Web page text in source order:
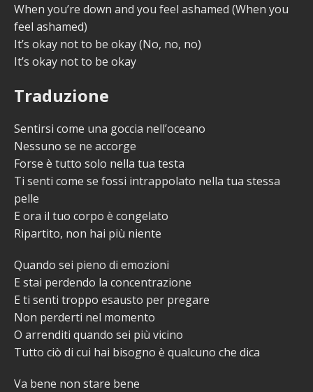
When you’re down and you feel ashamed (When you
feel ashamed)
It’s okay not to be okay (No, no, no)
It’s okay not to be okay
Traduzione
Sentirsi come una goccia nell’oceano
Nessuno se ne accorge
Forse è tutto solo nella tua testa
Ti senti come se fossi intrappolato nella tua stessa
pelle
E ora il tuo corpo è congelato
Ripartito, non hai più niente
Quando sei pieno di emozioni
E stai perdendo la concentrazione
E ti senti troppo esausto per pregare
Non perderti nel momento
O arrenditi quando sei più vicino
Tutto ciò di cui hai bisogno è qualcuno che dica
Va bene non stare bene